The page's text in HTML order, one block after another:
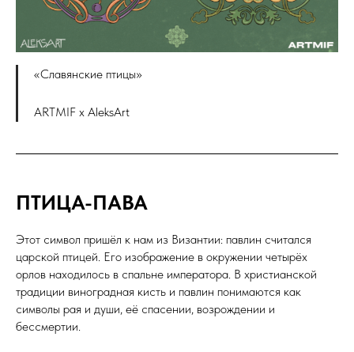
«Славянские птицы»
ARTMIF х AleksArt
ПТИЦА-ПАВА
Этот символ пришёл к нам из Византии: павлин считался
царской птицей. Его изображение в окружении четырёх
орлов находилось в спальне императора. В христианской
традиции виноградная кисть и павлин понимаются как
символы рая и души, её спасении, возрождении и
бессмертии.